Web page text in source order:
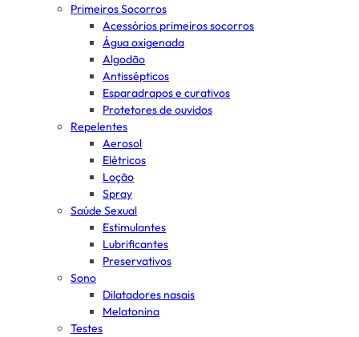
Primeiros Socorros
Acessórios primeiros socorros
Água oxigenada
Algodão
Antissépticos
Esparadrapos e curativos
Protetores de ouvidos
Repelentes
Aerosol
Elétricos
Loção
Spray
Saúde Sexual
Estimulantes
Lubrificantes
Preservativos
Sono
Dilatadores nasais
Melatonina
Testes